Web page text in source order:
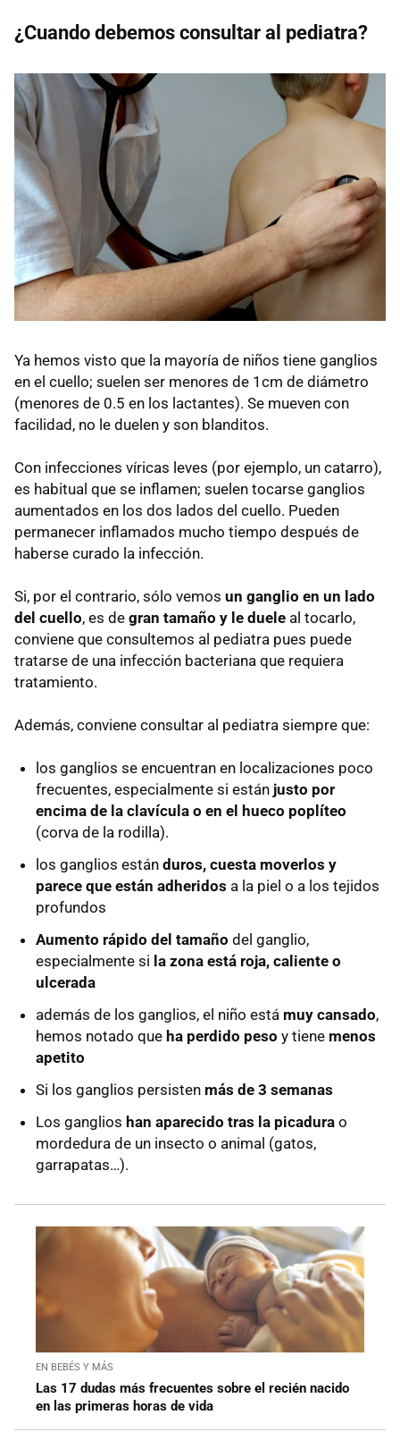
¿Cuando debemos consultar al pediatra?
Ya hemos visto que la mayoría de niños tiene ganglios
en el cuello; suelen ser menores de 1cm de diámetro
(menores de 0.5 en los lactantes). Se mueven con
facilidad, no le duelen y son blanditos.
Con infecciones víricas leves (por ejemplo, un catarro),
es habitual que se inflamen; suelen tocarse ganglios
aumentados en los dos lados del cuello. Pueden
permanecer inflamados mucho tiempo después de
haberse curado la infección.
Si, por el contrario, sólo vemos un ganglio en un lado
del cuello, es de gran tamaño y le duele al tocarlo,
conviene que consultemos al pediatra pues puede
tratarse de una infección bacteriana que requiera
tratamiento.
Además, conviene consultar al pediatra siempre que:
los ganglios se encuentran en localizaciones poco
frecuentes, especialmente si están justo por
encima de la clavícula o en el hueco poplíteo
(corva de la rodilla).
los ganglios están duros, cuesta moverlos y
parece que están adheridos a la piel o a los tejidos
profundos
Aumento rápido del tamaño del ganglio,
especialmente si la zona está roja, caliente o
ulcerada
además de los ganglios, el niño está muy cansado,
hemos notado que ha perdido peso y tiene menos
apetito
Si los ganglios persisten más de 3 semanas
Los ganglios han aparecido tras la picadura o
mordedura de un insecto o animal (gatos,
garrapatas…).
EN BEBÉS Y MÁS
Las 17 dudas más frecuentes sobre el recién nacido
en las primeras horas de vida